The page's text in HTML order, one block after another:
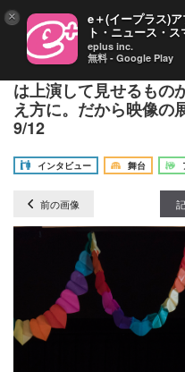
岡田利規が熊本で〈映
は上演して見せるもの
え方に。だから映像の
9/12
インタビュー
舞台
前の画像
× e＋(イープラス)
ト・ニュース・ス
eplus inc.
無料 - Google Play